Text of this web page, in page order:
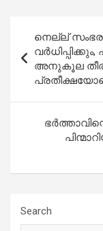
navigation
നെല്ല്
വ‍ർധിപ്പിക്കും,
അനുകൂല
Search